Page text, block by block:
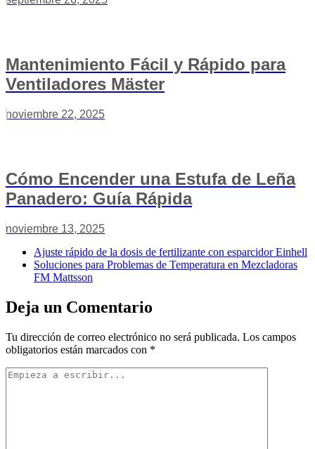
Mantenimiento Fácil y Rápido para
Ventiladores Mäster
noviembre 22, 2025
Cómo Encender una Estufa de Leña
Panadero: Guía Rápida
noviembre 13, 2025
Ajuste rápido de la dosis de fertilizante con esparcidor Einhell
Soluciones para Problemas de Temperatura en Mezcladoras
FM Mattsson
Deja un Comentario
Tu dirección de correo electrónico no será publicada. Los campos
obligatorios están marcados con *